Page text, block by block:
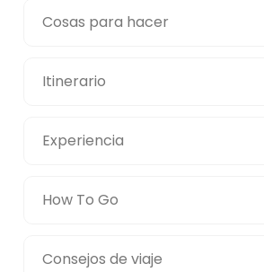
Cosas para hacer
Itinerario
Experiencia
How To Go
Consejos de viaje